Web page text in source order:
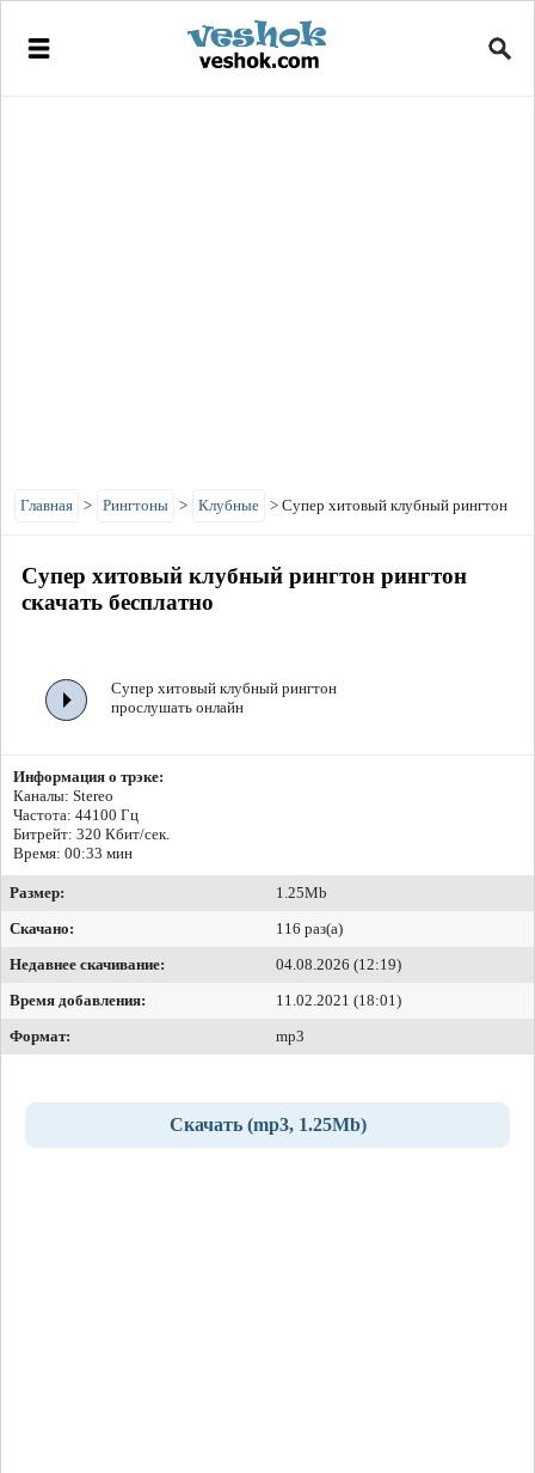
Главная > Рингтоны > Клубные > Супер хитовый клубный рингтон
Супер хитовый клубный рингтон рингтон
скачать бесплатно
Супер хитовый клубный рингтон
прослушать онлайн
Информация о трэке:
Каналы: Stereo
Частота: 44100 Гц
Битрейт: 320 Кбит/сек.
Время: 00:33 мин
Размер:
1.25Mb
Скачано:
116 раз(а)
Недавнее скачивание:
04.08.2026 (12:19)
Время добавления:
11.02.2021 (18:01)
Формат:
mp3
Скачать (mp3, 1.25Mb)